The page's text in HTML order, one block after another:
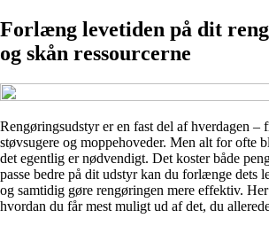
Forlæng levetiden på dit
og skån ressourcerne
Rengøringsudstyr er en fast del af hverdagen –
støvsugere og moppehoveder. Men alt for ofte
det egentlig er nødvendigt. Det koster både
passe bedre på dit udstyr kan du forlænge dets
og samtidig gøre rengøringen mere effektiv.
hvordan du får mest muligt ud af det, du